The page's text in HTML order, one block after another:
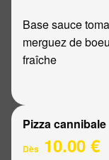
Base sauce
merguez de
fraîche
Pizza cannibale
Dès 10.00 €